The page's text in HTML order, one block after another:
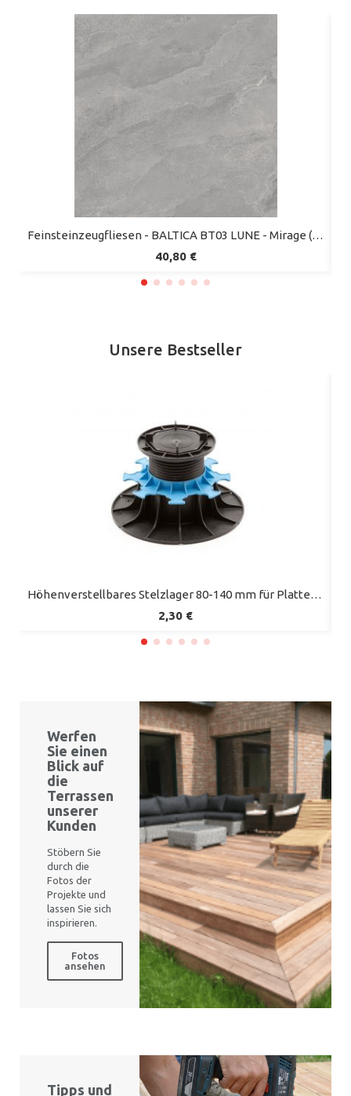
Schnellansicht
Feinsteinzeugfliesen - BALTICA BT03 LUNE - Mirage (2er-Set)
40,80 €
Unsere Bestseller
Schnellansicht
Höhenverstellbares Stelzlager 80-140 mm für Plattenterrassen - ESSENTIEL-Reihe - Jouplast
2,30 €
Werfen
Sie einen
Blick auf
die
Terrassen
unserer
Kunden
Stöbern Sie
durch die
Fotos der
Projekte und
lassen Sie sich
inspirieren.
Fotos
ansehen
Tipps und